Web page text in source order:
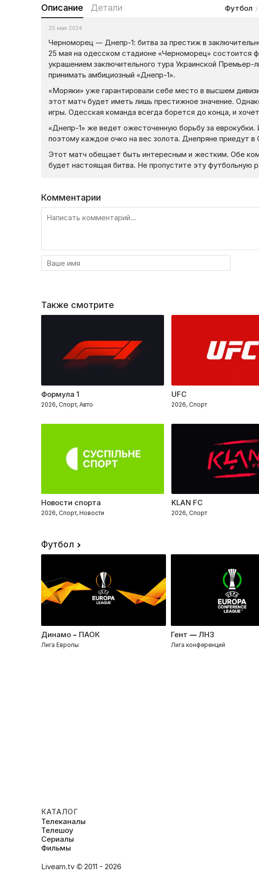
Описание Детали Футбол
25 мая 2024
Черноморец — Днепр-1: битва за престиж в
25 мая на одесском стадионе «Черноморец» состоится
украшением заключительного тура Украинской Премьер-
принимать амбициозный «Днепр-1».
«Моряки» уже гарантировали себе место в высшем
этот матч будет иметь лишь престижное значение.
игры. Одесская команда всегда борется до конца, и
«Днепр-1» же ведет ожесточенную борьбу за
поэтому каждое очко на вес золота. Днепряне приедут
Этот матч обещает быть интересным и жестким. Обе
будет настоящая битва. Не пропустите эту футбольную
Комментарии
Также смотрите
Формула 1
2026, Спорт, Авто
UFC
2026, Спорт
Новости спорта
2026, Спорт, Новости
KLAN FC
2026, Спорт
Футбол
Динамо – ПАОК
Лига Европы
Гент — ЛНЗ
Лига конференций
КАТАЛОГ
Телеканалы
Телешоу
Сериалы
Фильмы
Liveam.tv © 2011 - 2026